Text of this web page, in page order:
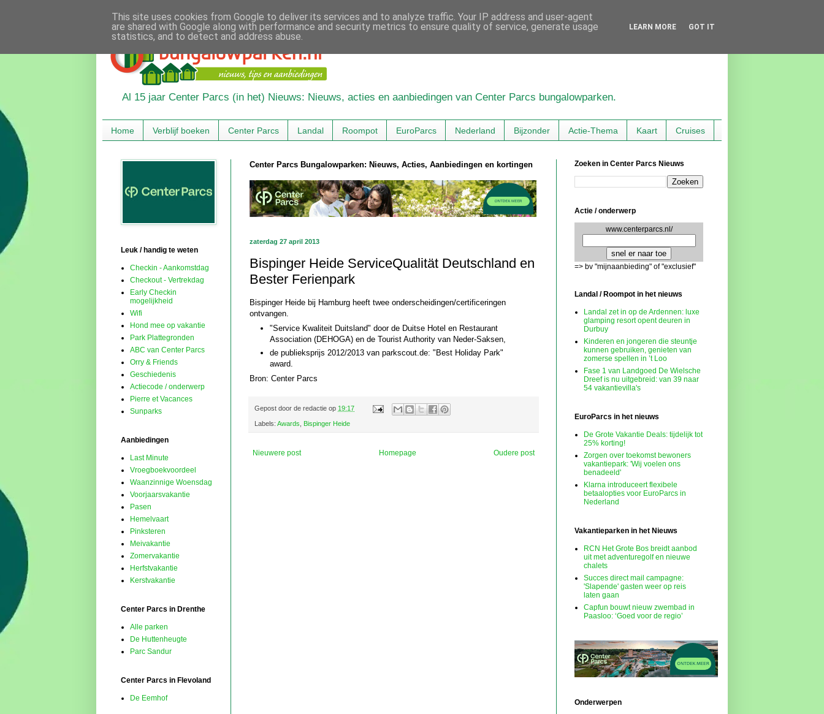
Al 15 jaar Center Parcs (in het) Nieuws: Nieuws, acties en aanbiedingen van Center Parcs bungalowparken.
Home Verblijf boeken Center Parcs Landal Roompot EuroParcs Nederland Bijzonder Actie-Thema Kaart Cruises
Center Parcs Bungalowparken: Nieuws, Acties, Aanbiedingen en kortingen
zaterdag 27 april 2013
Bispinger Heide ServiceQualität Deutschland en
Bester Ferienpark
Bispinger Heide bij Hamburg heeft twee onderscheidingen/certificeringen
ontvangen.
"Service Kwaliteit Duitsland" door de Duitse Hotel en Restaurant
Association (DEHOGA) en de Tourist Authority van Neder-Saksen,
de publieksprijs 2012/2013 van parkscout.de: "Best Holiday Park"
award.
Bron: Center Parcs
Gepost door de redactie op 19:17
Labels: Awards Bispinger Heide
Nieuwere post Oudere post
Homepage
Leuk / handig te weten
Checkin - Aankomstdag
Checkout - Vertrekdag
Early Checkin
mogelijkheid
Wifi
Hond mee op vakantie
Park Plattegronden
ABC van Center Parcs
Orry & Friends
Geschiedenis
Actiecode / onderwerp
Pierre et Vacances
Sunparks
Aanbiedingen
Last Minute
Vroegboekvoordeel
Waanzinnige Woensdag
Voorjaarsvakantie
Pasen
Hemelvaart
Pinksteren
Meivakantie
Zomervakantie
Herfstvakantie
Kerstvakantie
Center Parcs in Drenthe
Alle parken
De Huttenheugte
Parc Sandur
Center Parcs in Flevoland
De Eemhof
Zoeken in Center Parcs Nieuws
Actie / onderwerp
www.centerparcs.nl/
=> bv "mijnaanbieding" of "exclusief"
Landal / Roompot in het nieuws
Landal zet in op de Ardennen: luxe
glamping resort opent deuren in
Durbuy
Kinderen en jongeren die steuntje
kunnen gebruiken, genieten van
zomerse spellen in ’t Loo
Fase 1 van Landgoed De Wielsche
Dreef is nu uitgebreid: van 39 naar
54 vakantievilla's
EuroParcs in het nieuws
De Grote Vakantie Deals: tijdelijk tot
25% korting!
Zorgen over toekomst bewoners
vakantiepark: 'Wij voelen ons
benadeeld'
Klarna introduceert flexibele
betaalopties voor EuroParcs in
Nederland
Vakantieparken in het Nieuws
RCN Het Grote Bos breidt aanbod
uit met adventuregolf en nieuwe
chalets
Succes direct mail campagne:
'Slapende' gasten weer op reis
laten gaan
Capfun bouwt nieuw zwembad in
Paasloo: ‘Goed voor de regio’
Onderwerpen
This site uses cookies from Google to deliver its services and to analyze traffic. Your IP address and user-agent
are shared with Google along with performance and security metrics to ensure quality of service, generate usage
statistics, and to detect and address abuse.
LEARN MORE GOT IT